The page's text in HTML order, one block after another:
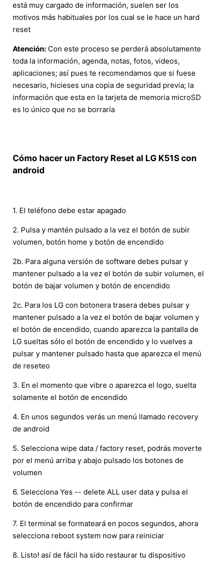
está muy cargado de información, suelen ser los
motivos más habituales por los cual se le hace un hard
reset
Atención: Con este proceso se perderá absolutamente
toda la información, agenda, notas, fotos, videos,
aplicaciones; así pues te recomendamos que si fuese
necesario, hicieses una copia de seguridad previa; la
información que esta en la tarjeta de memoria microSD
es lo único que no se borraría
Cómo hacer un Factory Reset al LG K51S con
android
1. El teléfono debe estar apagado
2. Pulsa y mantén pulsado a la vez el botón de subir
volumen, botón home y botón de encendido
2b. Para alguna versión de software debes pulsar y
mantener pulsado a la vez el botón de subir volumen, el
botón de bajar volumen y botón de encendido
2c. Para los LG con botonera trasera debes pulsar y
mantener pulsado a la vez el botón de bajar volumen y
el botón de encendido, cuando aparezca la pantalla de
LG sueltas sólo el botón de encendido y lo vuelves a
pulsar y mantener pulsado hasta que aparezca el menú
de reseteo
3. En el momento que vibre o aparezca el logo, suelta
solamente el botón de encendido
4. En unos segundos verás un menú llamado recovery
de android
5. Selecciona wipe data / factory reset, podrás moverte
por el menú arriba y abajo pulsado los botones de
volumen
6. Selecciona Yes -- delete ALL user data y pulsa el
botón de encendido para confirmar
7. El terminal se formateará en pocos segundos, ahora
selecciona reboot system now para reiniciar
8. Listo! así de fácil ha sido restaurar tu dispositivo